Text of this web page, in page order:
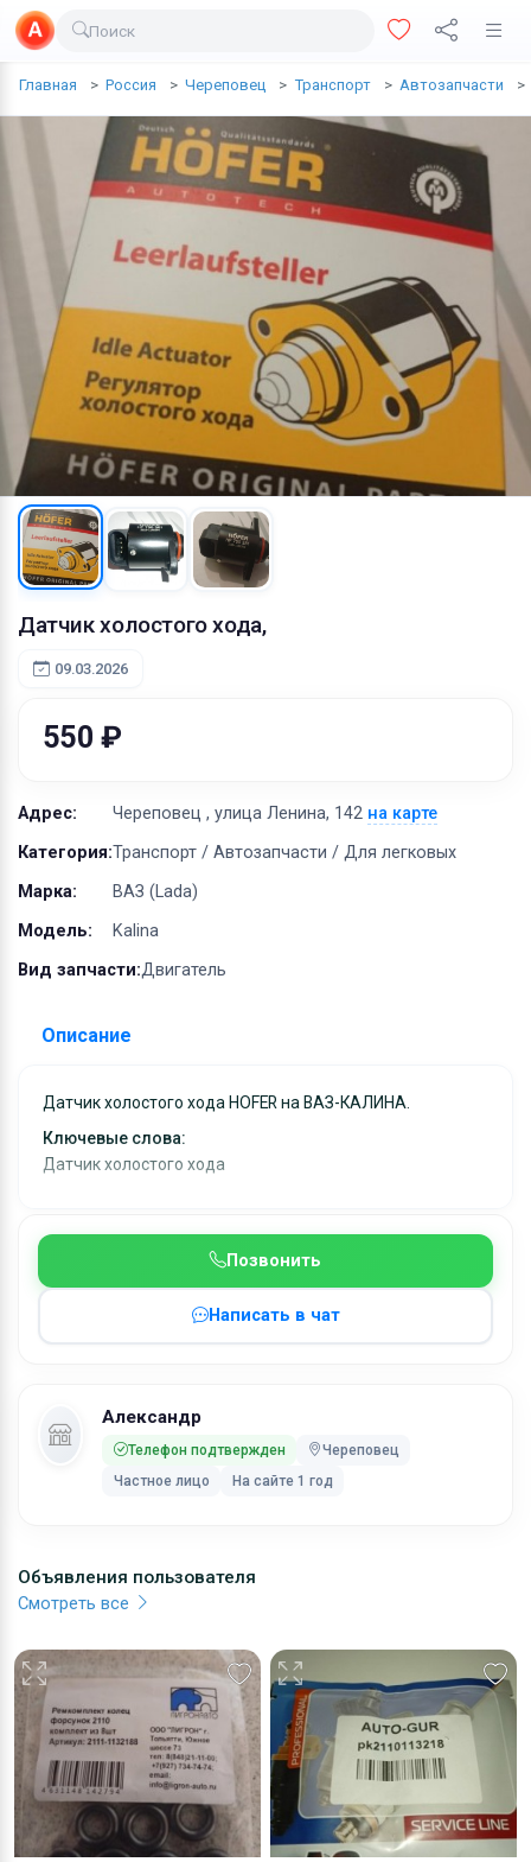
Поиск
Главная Россия Череповец Транспорт Автозапчасти
Датчик холостого хода,
09.03.2026
Позвонить
Написать в чат
Александр
Телефон подтвержден
Череповец
Частное лицо
На сайте 1 год
550 ₽
Адрес: Череповец , улица Ленина, 142 на карте
Категория:Транспорт / Автозапчасти / Для легковых
Марка:
ВАЗ (Lada)
Модель:
Kalina
Вид запчасти:Двигатель
Описание
Датчик холостого хода HOFER на ВАЗ-КАЛИНА.
Ключевые слова:
Датчик холостого хода
Объявления пользователя
Смотреть все
Доставка еды
Транспорт
Недвижимость
Услуги
Личные вещи
Одежда и обувь
Электроника
Все для дома
Хобби и отдых
Оборудование
Материалы